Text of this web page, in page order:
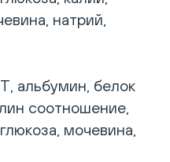
натрий,
альбумин, белок
соотношение,
мочевина,